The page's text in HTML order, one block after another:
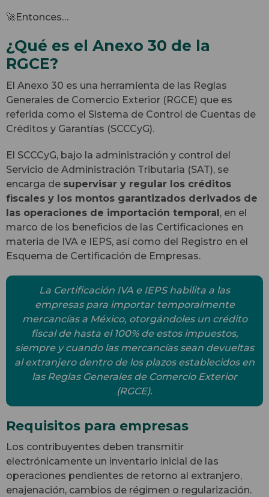
🚀Entonces…
¿Qué es el Anexo 30 de la
RGCE?
El Anexo 30 es una herramienta de las Reglas
Generales de Comercio Exterior (RGCE) que es
referida como el Sistema de Control de Cuentas de
Créditos y Garantías (SCCCyG).
El SCCCyG, bajo la administración y control del
Servicio de Administración Tributaria (SAT), se
encarga de supervisar y regular los créditos
fiscales y los montos garantizados derivados de
las operaciones de importación temporal, en el
marco de los beneficios de las Certificaciones en
materia de IVA e IEPS, así como del Registro en el
Esquema de Certificación de Empresas.
La Certificación IVA e IEPS habilita a las
empresas para importar temporalmente
mercancías a México, otorgándoles un crédito
fiscal de hasta el 100% de estos impuestos,
siempre y cuando las mercancías sean devueltas
al extranjero dentro de los plazos establecidos en
las Reglas Generales de Comercio Exterior
(RGCE).
Requisitos para empresas
Los contribuyentes deben transmitir
electrónicamente un inventario inicial de las
operaciones pendientes de retorno al extranjero,
enajenación, cambios de régimen o regularización.